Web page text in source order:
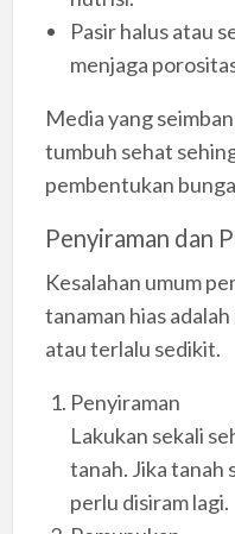
Pasir halus atau
menjaga
Media yang
tumbuh sehat
pembentukan
Penyiraman dan
Kesalahan umum
tanaman hias
atau terlalu sedikit.
Penyiraman
Lakukan sekali
tanah. Jika tanah
perlu disiram lagi.